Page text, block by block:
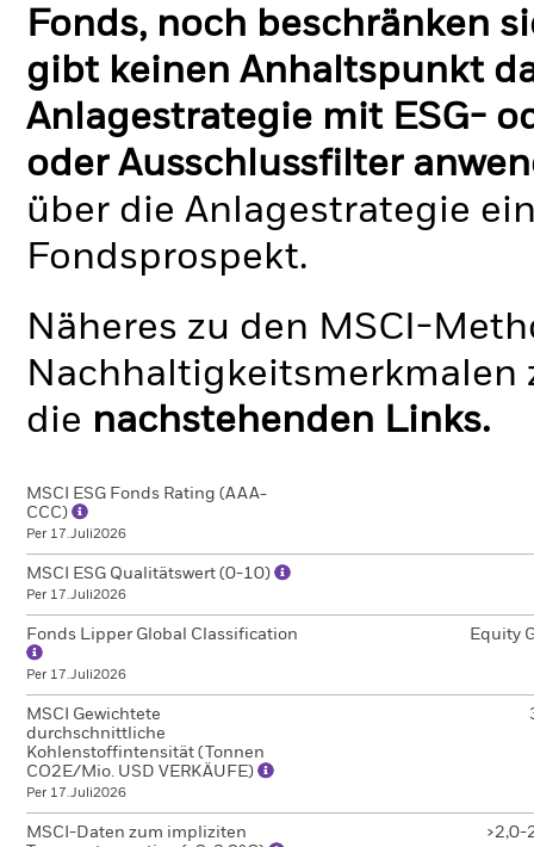
Fonds, noch beschränken
gibt keinen Anhaltspunkt
Anlagestrategie mit ESG-
oder Ausschlussfilter
über die Anlagestrategie
Fondsprospekt.
Näheres zu den MSCI-
Nachhaltigkeitsmerkmalen
die nachstehenden Links.
MSCI ESG Fonds Rating (AAA-
CCC)
Per 17.Juli2026
MSCI ESG Qualitätswert (0-10)
Per 17.Juli2026
Fonds Lipper Global Classification
Per 17.Juli2026
Equity
MSCI Gewichtete
durchschnittliche
Kohlenstoffintensität (Tonnen
CO2E/Mio. USD VERKÄUFE)
Per 17.Juli2026
MSCI-Daten zum impliziten
>2,0-